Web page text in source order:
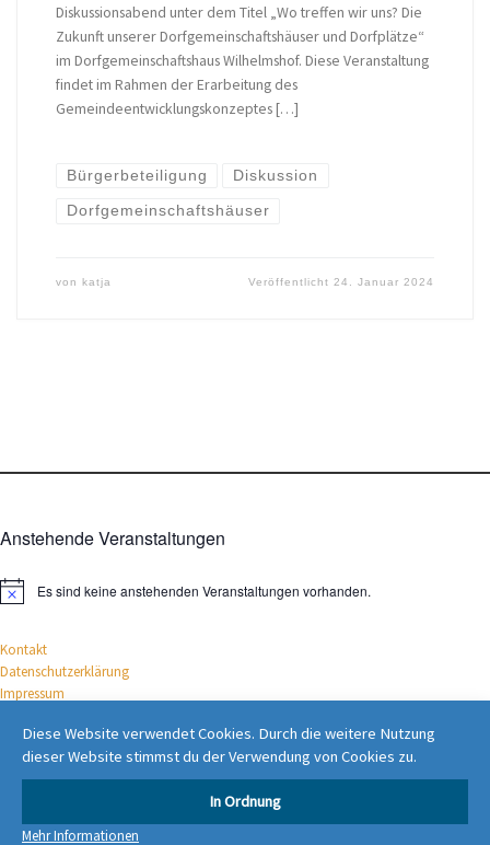
Diskussionsabend unter dem Titel „Wo treffen wir uns? Die
Zukunft unserer Dorfgemeinschaftshäuser und Dorfplätze“
im Dorfgemeinschaftshaus Wilhelmshof. Diese Veranstaltung
findet im Rahmen der Erarbeitung des
Gemeindeentwicklungskonzeptes […]
Bürgerbeteiligung Diskussion
Dorfgemeinschaftshäuser
von katja Veröffentlicht24. Januar 2024
Anstehende Veranstaltungen
H
w
e
i
s
Es sind keine anstehenden Veranstaltungen vorhanden.
Kontakt
Datenschutz­erklärung
Impressum
UNTERSTÜTZT DRUCH:
Diese Website verwendet Cookies. Durch die weitere Nutzung
dieser Website stimmst du der Verwendung von Cookies zu.
In Ordnung
Mehr Informationen